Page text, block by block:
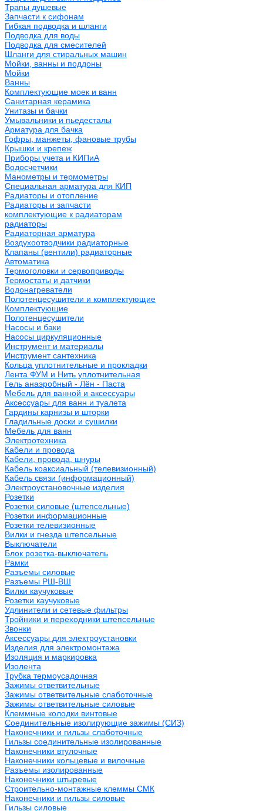
Трапы душевые
Запчасти к сифонам
Гибкая подводка и шланги
Подводка для воды
Подводка для смесителей
Шланги для стиральных машин
Мойки, ванны и поддоны
Мойки
Ванны
Комплектующие моек и ванн
Санитарная керамика
Унитазы и бачки
Умывальники и пьедесталы
Арматура для бачка
Гофры, манжеты, фановые трубы
Крышки и крепеж
Приборы учета и КИПиА
Водосчетчики
Манометры и термометры
Специальная арматура для КИП
Радиаторы и отопление
Радиаторы и запчасти
комплектующие к радиаторам
радиаторы
Радиаторная арматура
Воздухоотводчики радиаторные
Клапаны (вентили) радиаторные
Автоматика
Термоголовки и сервоприводы
Термостаты и датчики
Водонагреватели
Полотенцесушители и комплектующие
Комплектующие
Полотенцесушители
Насосы и баки
Насосы циркуляционные
Инструмент и материалы
Инструмент сантехника
Кольца уплотнительные и прокладки
Лента ФУМ и Нить уплотнительная
Гель анаэробный - Лён - Паста
Мебель для ванной и аксессуары
Аксессуары для ванн и туалета
Гардины карнизы и шторки
Гладильные доски и сушилки
Мебель для ванн
Электротехника
Кабели и провода
Кабели, провода, шнуры
Кабель коаксиальный (телевизионный)
Кабель связи (информационный)
Электроустановочные изделия
Розетки
Розетки силовые (штепсельные)
Розетки информационные
Розетки телевизионные
Вилки и гнезда штепсельные
Выключатели
Блок розетка-выключатель
Рамки
Разъемы силовые
Разъемы РШ-ВШ
Вилки каучуковые
Розетки каучуковые
Удлинители и сетевые фильтры
Тройники и переходники штепсельные
Звонки
Аксессуары для электроустановки
Изделия для электромонтажа
Изоляция и маркировка
Изолента
Трубка термоусадочная
Зажимы ответвительные
Зажимы ответвительные слаботочные
Зажимы ответвительные силовые
Клеммные колодки винтовые
Соединительные изолирующие зажимы (СИЗ)
Наконечники и гильзы слаботочные
Гильзы соединительные изолированные
Наконечники втулочные
Наконечники кольцевые и вилочные
Разъемы изолированные
Наконечники штыревые
Строительно-монтажные клеммы СМК
Наконечники и гильзы силовые
Гильзы силовые